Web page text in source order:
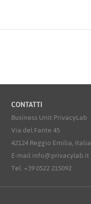
CONTATTI
Business Unit PrivacyLab
Via del Fante 45
42124 Reggio Emilia, Italia
E-mail info@privacylab.it
Tel. +39 0522 215092